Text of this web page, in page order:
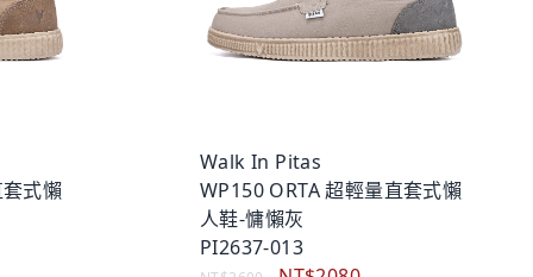
式懶
Walk In Pitas
WP150 ORTA 超輕量直套式懶
人鞋-慵懶灰
PI2637-013